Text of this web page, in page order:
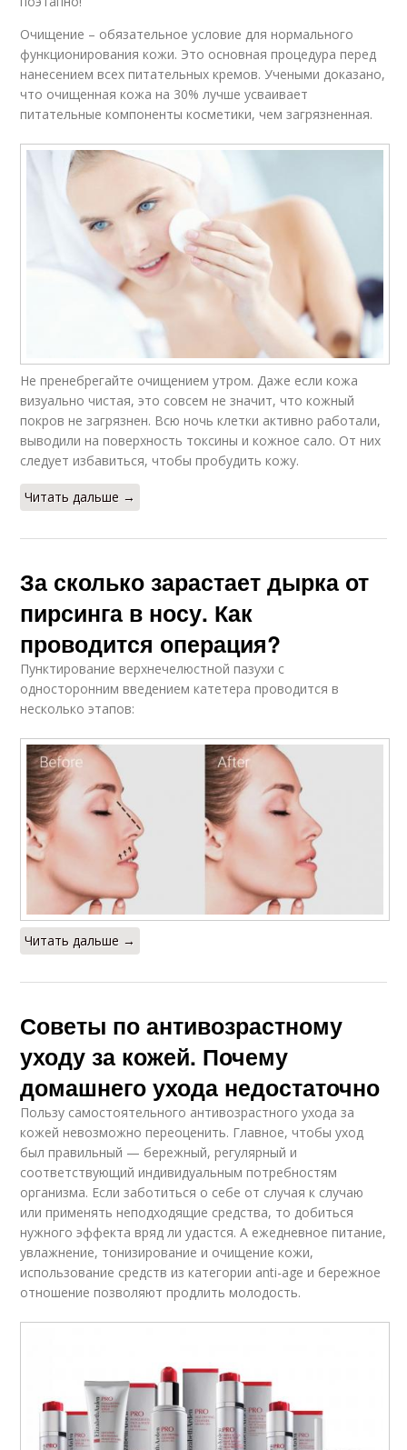
Очищение – обязательное условие для нормального
функционирования кожи. Это основная процедура перед
нанесением всех питательных кремов. Учеными доказано,
что очищенная кожа на 30% лучше усваивает
питательные компоненты косметики, чем загрязненная.
Не пренебрегайте очищением утром. Даже если кожа
визуально чистая, это совсем не значит, что кожный
покров не загрязнен. Всю ночь клетки активно работали,
выводили на поверхность токсины и кожное сало. От них
следует избавиться, чтобы пробудить кожу.
Читать дальше →
За сколько зарастает дырка от
пирсинга в носу. Как
проводится операция?
Пунктирование верхнечелюстной пазухи с
односторонним введением катетера проводится в
несколько этапов:
Читать дальше →
Советы по антивозрастному
уходу за кожей. Почему
домашнего ухода недостаточно
Пользу самостоятельного антивозрастного ухода за
кожей невозможно переоценить. Главное, чтобы уход
был правильный — бережный, регулярный и
соответствующий индивидуальным потребностям
организма. Если заботиться о себе от случая к случаю
или применять неподходящие средства, то добиться
нужного эффекта вряд ли удастся. А ежедневное питание,
увлажнение, тонизирование и очищение кожи,
использование средств из категории anti-age и бережное
отношение позволяют продлить молодость.